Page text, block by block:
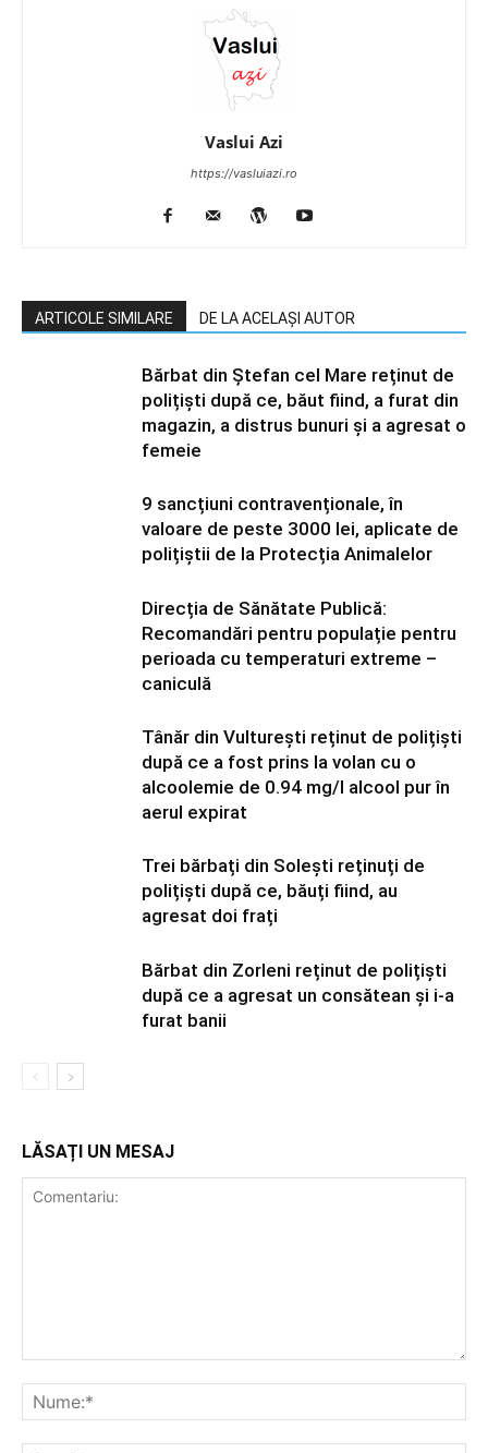
Vaslui Azi
https://vasluiazi.ro
ARTICOLE SIMILARE DE LA ACELAȘI AUTOR
Bărbat din Ștefan cel Mare reținut de
polițiști după ce, băut fiind, a furat din
magazin, a distrus bunuri și a agresat o
femeie
9 sancțiuni contravenționale, în
valoare de peste 3000 lei, aplicate de
polițiștii de la Protecția Animalelor
Direcția de Sănătate Publică:
Recomandări pentru populație pentru
perioada cu temperaturi extreme –
caniculă
Tânăr din Vulturești reținut de polițiști
după ce a fost prins la volan cu o
alcoolemie de 0.94 mg/l alcool pur în
aerul expirat
Trei bărbați din Solești reținuți de
polițiști după ce, băuți fiind, au
agresat doi frați
Bărbat din Zorleni reținut de polițiști
după ce a agresat un consătean și i-a
furat banii
LĂSAȚI UN MESAJ